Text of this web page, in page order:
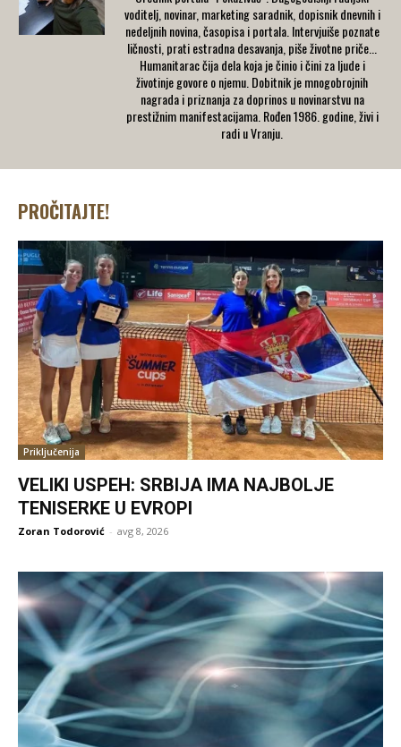
voditelj, novinar, marketing saradnik, dopisnik dnevnih i
nedeljnih novina, časopisa i portala. Intervjuiše poznate
ličnosti, prati estradna desavanja, piše životne priče...
Humanitarac čija dela koja je činio i čini za ljude i
životinje govore o njemu. Dobitnik je mnogobrojnih
nagrada i priznanja za doprinos u novinarstvu na
prestižnim manifestacijama. Rođen 1986. godine, živi i
radi u Vranju.
PROČITAJTE!
Priključenija
VELIKI USPEH: SRBIJA IMA NAJBOLJE
TENISERKE U EVROPI
Zoran Todorović - avg 8, 2026